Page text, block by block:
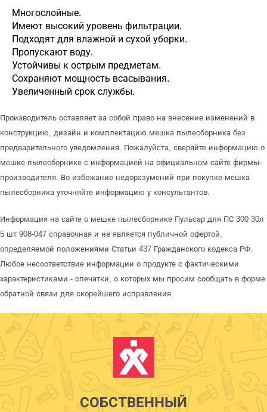
Многослойные.
Имеют высокий уровень фильтрации.
Подходят для влажной и сухой уборки.
Пропускают воду.
Устойчивы к острым предметам.
Сохраняют мощность всасывания.
Увеличенный срок службы.
Производитель оставляет за собой право на внесение изменений в
конструкцию, дизайн и комплектацию мешка пылесборника без
предварительного уведомления. Пожалуйста, сверяйте информацию о
мешке пылесборнике с информацией на официальном сайте фирмы-
производителя. Во избежание недоразумений при покупке мешка
пылесборника уточняйте информацию у консультантов.
Информация на сайте о мешке пылесборнике Пульсар для ПС 300 30л
5 шт 908-047 справочная и не является публичной офертой,
определяемой положениями Статьи 437 Гражданского кодекса РФ.
Любое несоответствие информации о продукте с фактическими
характеристиками - опечатки, о которых мы просим сообщать в форме
обратной связи для скорейшего исправления.
СОБСТВЕННЫЙ